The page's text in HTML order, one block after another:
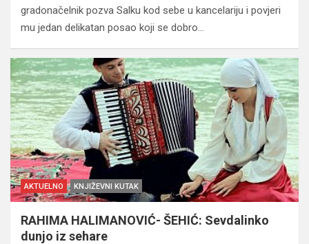
gradonačelnik pozva Salku kod sebe u kancelariju i povjeri
mu jedan delikatan posao koji se dobro…
AKTUELNO KNJIŽEVNI KUTAK
RAHIMA HALIMANOVIĆ- ŠEHIĆ: Sevdalinko
dunjo iz sehare